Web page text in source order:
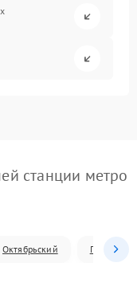
станции метро
Октябрьский